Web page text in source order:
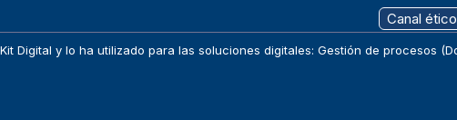
Canal ético
Digital y lo ha utilizado para las soluciones digitales: Gestión de procesos